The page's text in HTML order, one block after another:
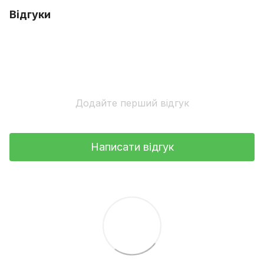
Відгуки
Додайте перший відгук
Написати відгук